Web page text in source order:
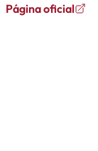
Página oficial